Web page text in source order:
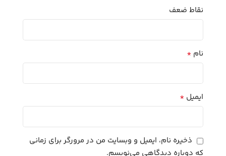
نقاط ضعف
نام *
ایمیل *
ذخیره نام، ایمیل و وبسایت من در مرورگر برای زمانی
که دوباره دیدگاهی می‌نویسم.